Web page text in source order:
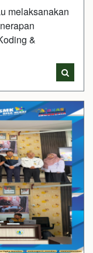
melaksanakan
&